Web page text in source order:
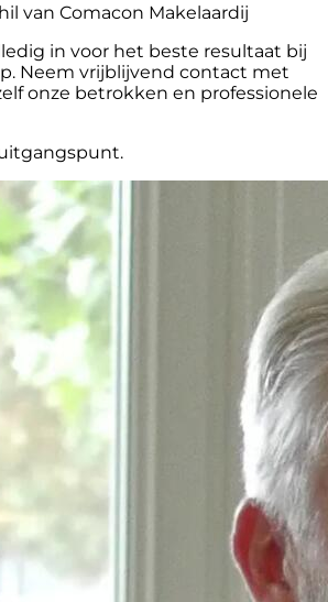
van Comacon Makelaardij
in voor het beste resultaat bij
Neem vrijblijvend contact met
onze betrokken en professionele